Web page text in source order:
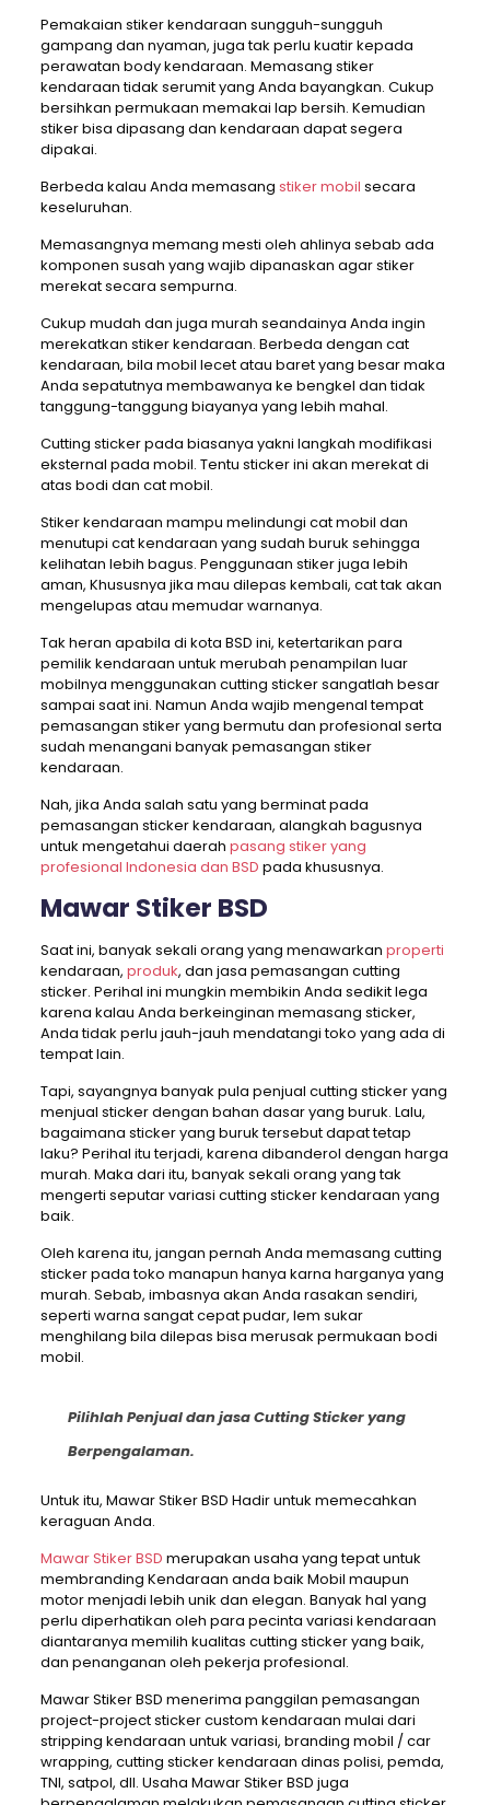
Pemakaian stiker kendaraan sungguh-sungguh
gampang dan nyaman, juga tak perlu kuatir kepada
perawatan body kendaraan. Memasang stiker
kendaraan tidak serumit yang Anda bayangkan. Cukup
bersihkan permukaan memakai lap bersih. Kemudian
stiker bisa dipasang dan kendaraan dapat segera
dipakai.
Berbeda kalau Anda memasang stiker mobil secara
keseluruhan.
Memasangnya memang mesti oleh ahlinya sebab ada
komponen susah yang wajib dipanaskan agar stiker
merekat secara sempurna.
Cukup mudah dan juga murah seandainya Anda ingin
merekatkan stiker kendaraan. Berbeda dengan cat
kendaraan, bila mobil lecet atau baret yang besar maka
Anda sepatutnya membawanya ke bengkel dan tidak
tanggung-tanggung biayanya yang lebih mahal.
Cutting sticker pada biasanya yakni langkah modifikasi
eksternal pada mobil. Tentu sticker ini akan merekat di
atas bodi dan cat mobil.
Stiker kendaraan mampu melindungi cat mobil dan
menutupi cat kendaraan yang sudah buruk sehingga
kelihatan lebih bagus. Penggunaan stiker juga lebih
aman, Khususnya jika mau dilepas kembali, cat tak akan
mengelupas atau memudar warnanya.
Tak heran apabila di kota BSD ini, ketertarikan para
pemilik kendaraan untuk merubah penampilan luar
mobilnya menggunakan cutting sticker sangatlah besar
sampai saat ini. Namun Anda wajib mengenal tempat
pemasangan stiker yang bermutu dan profesional serta
sudah menangani banyak pemasangan stiker
kendaraan.
Nah, jika Anda salah satu yang berminat pada
pemasangan sticker kendaraan, alangkah bagusnya
untuk mengetahui daerah pasang stiker yang
profesional Indonesia dan BSD pada khususnya.
Mawar Stiker BSD
Saat ini, banyak sekali orang yang menawarkan properti
kendaraan, produk, dan jasa pemasangan cutting
sticker. Perihal ini mungkin membikin Anda sedikit lega
karena kalau Anda berkeinginan memasang sticker,
Anda tidak perlu jauh-jauh mendatangi toko yang ada di
tempat lain.
Tapi, sayangnya banyak pula penjual cutting sticker yang
menjual sticker dengan bahan dasar yang buruk. Lalu,
bagaimana sticker yang buruk tersebut dapat tetap
laku? Perihal itu terjadi, karena dibanderol dengan harga
murah. Maka dari itu, banyak sekali orang yang tak
mengerti seputar variasi cutting sticker kendaraan yang
baik.
Oleh karena itu, jangan pernah Anda memasang cutting
sticker pada toko manapun hanya karna harganya yang
murah. Sebab, imbasnya akan Anda rasakan sendiri,
seperti warna sangat cepat pudar, lem sukar
menghilang bila dilepas bisa merusak permukaan bodi
mobil.
Pilihlah Penjual dan jasa Cutting Sticker yang
Berpengalaman.
Untuk itu, Mawar Stiker BSD Hadir untuk memecahkan
keraguan Anda.
Mawar Stiker BSD merupakan usaha yang tepat untuk
membranding Kendaraan anda baik Mobil maupun
motor menjadi lebih unik dan elegan. Banyak hal yang
perlu diperhatikan oleh para pecinta variasi kendaraan
diantaranya memilih kualitas cutting sticker yang baik,
dan penanganan oleh pekerja profesional.
Mawar Stiker BSD menerima panggilan pemasangan
project-project sticker custom kendaraan mulai dari
stripping kendaraan untuk variasi, branding mobil / car
wrapping, cutting sticker kendaraan dinas polisi, pemda,
TNI, satpol, dll. Usaha Mawar Stiker BSD juga